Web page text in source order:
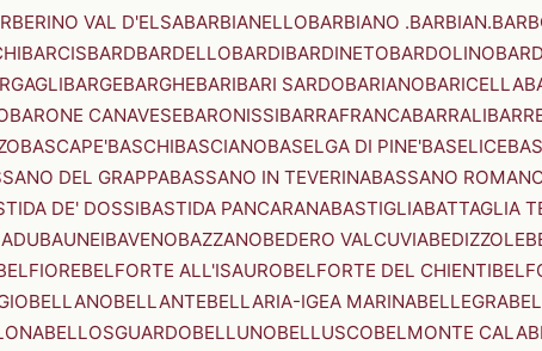
VAL D'ELSABARBIANELLOBARBIANO .BARBIAN.
BARCISBARDBARDELLOBARDIBARDINETOBARDOLINO
BARGEBARGHEBARIBARI SARDOBARIANOBARICELLA
BARONE CANAVESEBARONISSIBARRAFRANCABARRALI
BASCAPE'BASCHIBASCIANOBASELGA DI PINE'BASELICE
DEL GRAPPABASSANO IN TEVERINABASSANO
DE' DOSSIBASTIDA PANCARANABASTIGLIABATTAGLIA
BAUNEIBAVENOBAZZANOBEDERO VALCUVIABEDIZZOLE
BELFORTE ALL'ISAUROBELFORTE DEL CHIENTI
BELLANOBELLANTEBELLARIA-IGEA MARINABELLEGRA
BELLOSGUARDOBELLUNOBELLUSCOBELMONTE